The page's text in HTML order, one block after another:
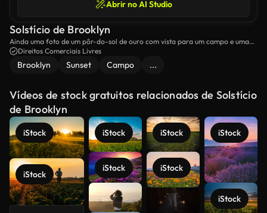
Abrir no AI Studio
Solstício de Brooklyn
Ainda uma foto de um pôr-do-sol de ouro com vista para um campo e uma
calçada em Brooklyn.
Direitos Comerciais Livres
Brooklyn Sunset Campo ...
Vídeos de stock gratuitos relacionados de Solstício
de Brooklyn
iStock
iStock
iStock
iStock
iStock
iStock
iStock
iStock